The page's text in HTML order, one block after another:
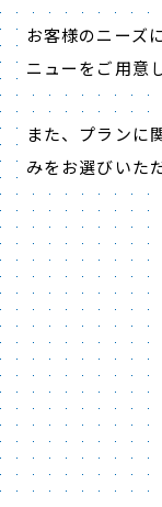
お客様のニーズ
ニューをご用意
また、プランに
みをお選びいた